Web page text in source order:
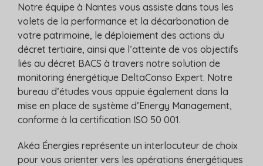
Notre équipe à Nantes vous assiste dans tous les
volets de la performance et la décarbonation de
votre patrimoine, le déploiement des actions du
décret tertiaire, ainsi que l’atteinte de vos objectifs
liés au décret BACS à travers notre solution de
monitoring énergétique DeltaConso Expert. Notre
bureau d’études vous appuie également dans la
mise en place de système d’Energy Management,
conforme à la certification ISO 50 001.
Akéa Énergies représente un interlocuteur de choix
pour vous orienter vers les opérations énergétiques